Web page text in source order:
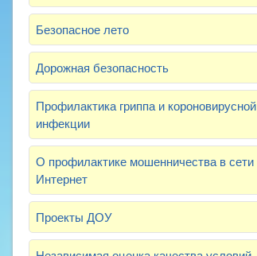
Безопасное лето
Дорожная безопасность
Профилактика гриппа и короновирусной
инфекции
О профилактике мошенничества в сети
Интернет
Проекты ДОУ